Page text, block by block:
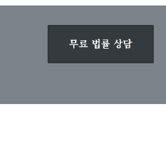
무료 법률 상담